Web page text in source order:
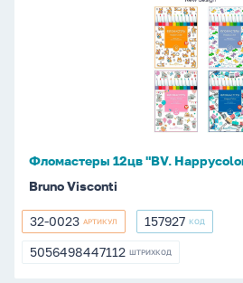
Фломастеры 12цв "BV.
Bruno Visconti
32-
0023
32-0023 АРТИКУЛ 157927
157927 КОД
5056498447112
5056498447112 ШТРИХКОД